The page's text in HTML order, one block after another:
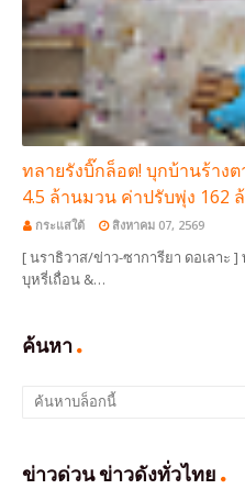
ทลายรังบิ๊กล็อต! บุกบ้านร้าง
4.5 ล้านมวน ค่าปรับพุ่ง 162
กระแสใต้ สิงหาคม 07, 2569
[ นราธิวาส/ข่าว-ซาการียา ดอเลาะ
บุหรี่เถื่อน &…
ค้นหา
ข่าวด่วน ข่าวดังทั่วไทย